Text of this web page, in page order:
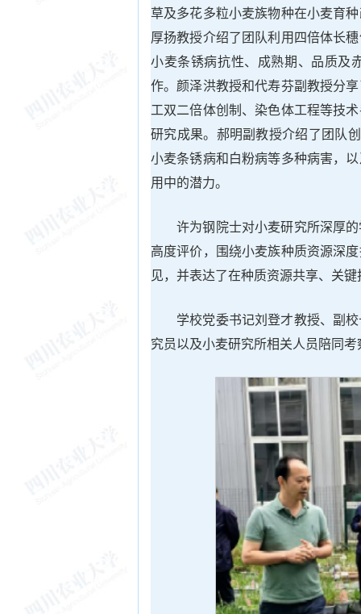
草及多花多粒小麦族物种在小麦育
厚扬教授介绍了团队利用四倍体长
小麦条锈病抗性、成熟期、品质及
作。颜泽洪教授和代寿芬副教授分
工双二倍体创制、染色体工程等技
研究成果。郝明副教授介绍了团队
小麦条锈病和白粉病等多种病害，
用中的潜力。
许为钢院士对小麦研究所深厚
高度评价，围绕小麦族种质资源深
见，并表达了在种质资源共享、关
学校党委书记刘登才教授、副
究员以及小麦研究所相关人员陪同考